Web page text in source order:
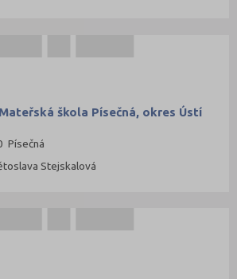
škola Písečná, okres Ústí
Písečná
Stejskalová